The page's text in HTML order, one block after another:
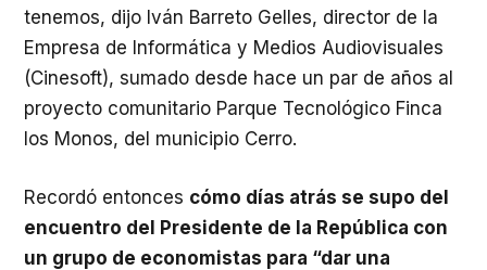
tenemos, dijo Iván Barreto Gelles, director de la
Empresa de Informática y Medios Audiovisuales
(Cinesoft), sumado desde hace un par de años al
proyecto comunitario Parque Tecnológico Finca
los Monos, del municipio Cerro.
Recordó entonces cómo días atrás se supo del
encuentro del Presidente de la República con
un grupo de economistas para “dar una